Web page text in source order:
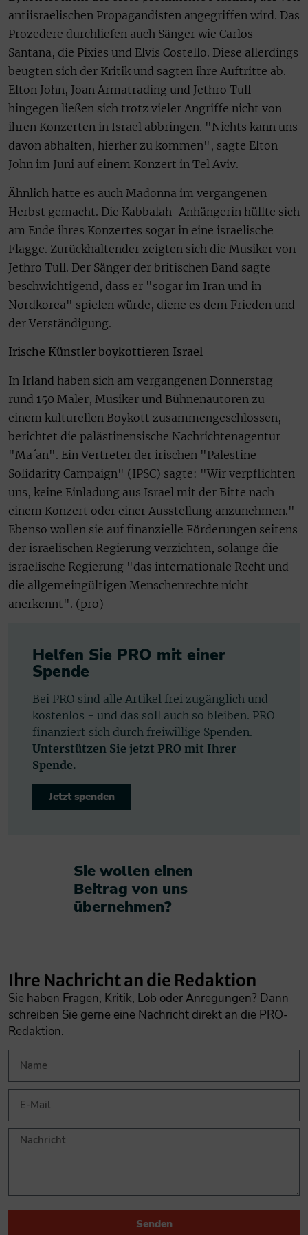
antiisraelischen Propagandisten angegriffen wird. Das
Prozedere durchliefen auch Sänger wie Carlos
Santana, die Pixies und Elvis Costello. Diese allerdings
beugten sich der Kritik und sagten ihre Auftritte ab.
Elton John, Joan Armatrading und Jethro Tull
hingegen ließen sich trotz vieler Angriffe nicht von
ihren Konzerten in Israel abbringen. "Nichts kann uns
davon abhalten, hierher zu kommen", sagte Elton
John im Juni auf einem Konzert in Tel Aviv.
Ähnlich hatte es auch Madonna im vergangenen
Herbst gemacht. Die Kabbalah-Anhängerin hüllte sich
am Ende ihres Konzertes sogar in eine israelische
Flagge. Zurückhaltender zeigten sich die Musiker von
Jethro Tull. Der Sänger der britischen Band sagte
beschwichtigend, dass er "sogar im Iran und in
Nordkorea" spielen würde, diene es dem Frieden und
der Verständigung.
Irische Künstler boykottieren Israel
In Irland haben sich am vergangenen Donnerstag
rund 150 Maler, Musiker und Bühnenautoren zu
einem kulturellen Boykott zusammengeschlossen,
berichtet die palästinensische Nachrichtenagentur
"Ma´an". Ein Vertreter der irischen "Palestine
Solidarity Campaign" (IPSC) sagte: "Wir verpflichten
uns, keine Einladung aus Israel mit der Bitte nach
einem Konzert oder einer Ausstellung anzunehmen."
Ebenso wollen sie auf finanzielle Förderungen seitens
der israelischen Regierung verzichten, solange die
israelische Regierung "das internationale Recht und
die allgemeingültigen Menschenrechte nicht
anerkennt". (pro)
Helfen Sie PRO mit einer
Spende
Bei PRO sind alle Artikel frei zugänglich und
kostenlos - und das soll auch so bleiben. PRO
finanziert sich durch freiwillige Spenden.
Unterstützen Sie jetzt PRO mit Ihrer
Spende.
Jetzt spenden
Sie wollen einen
Beitrag von uns
übernehmen?​
Ihre Nachricht an die Redaktion
Sie haben Fragen, Kritik, Lob oder Anregungen? Dann
schreiben Sie gerne eine Nachricht direkt an die PRO-
Redaktion.
Senden